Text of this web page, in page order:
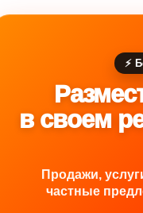
⚡
в своем
Продажи,
частные